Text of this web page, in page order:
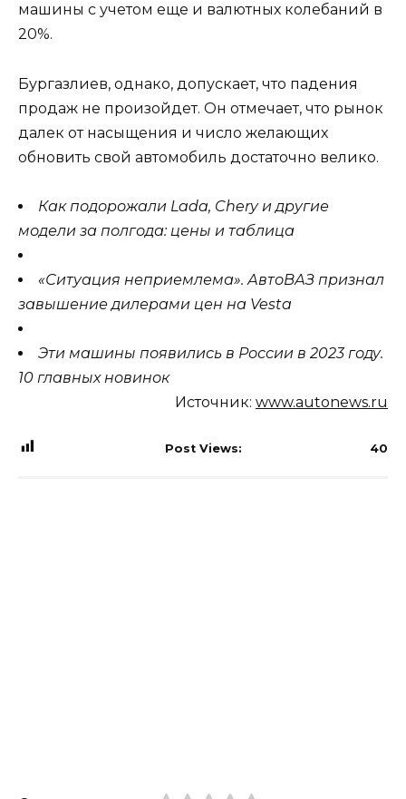
машины с учетом еще и валютных колебаний в
20%.
Бургазлиев, однако, допускает, что падения
продаж не произойдет. Он отмечает, что рынок
далек от насыщения и число желающих
обновить свой автомобиль достаточно велико.
Как подорожали Lada, Chery и другие
модели за полгода: цены и таблица
«Ситуация неприемлема». АвтоВАЗ признал
завышение дилерами цен на Vesta
Эти машины появились в России в 2023 году.
10 главных новинок
Источник: www.autonews.ru
Post Views: 40